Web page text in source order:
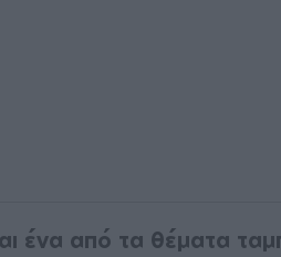
ένα από τα θέματα